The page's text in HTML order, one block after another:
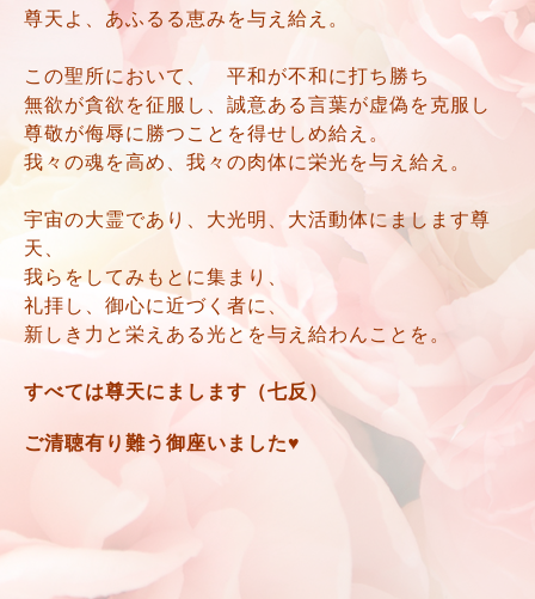
尊天よ、あふるる恵みを与え給え。
この聖所において、 平和が不和に打ち勝ち
無欲が貪欲を征服し、誠意ある言葉が虚偽を克服し
尊敬が侮辱に勝つことを得せしめ給え。
我々の魂を高め、我々の肉体に栄光を与え給え。
宇宙の大霊であり、大光明、大活動体にまします尊
天、
我らをしてみもとに集まり、
礼拝し、御心に近づく者に、
新しき力と栄えある光とを与え給わんことを。
すべては尊天にまします（七反）
ご清聴有り難う御座いました♥